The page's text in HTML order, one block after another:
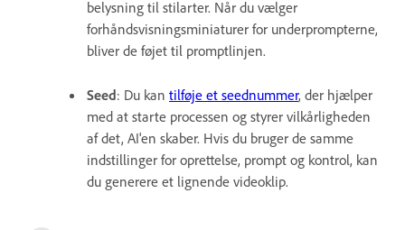
belysning til stilarter. Når du vælger
forhåndsvisningsminiaturer for underprompterne,
bliver de føjet til promptlinjen.
Seed: Du kan tilføje et seednummer, der hjælper
med at starte processen og styrer vilkårligheden
af det, AI'en skaber. Hvis du bruger de samme
indstillinger for oprettelse, prompt og kontrol, kan
du generere et lignende videoklip.